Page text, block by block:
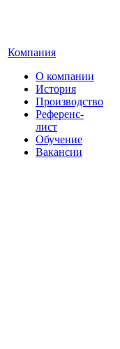
Компания
О компании
История
Производство
Референс-
лист
Обучение
Вакансии